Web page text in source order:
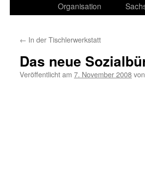
Organisation
← In der Tischlerwerkstatt
Das neue
Veröffentlicht am 7. November 2008von